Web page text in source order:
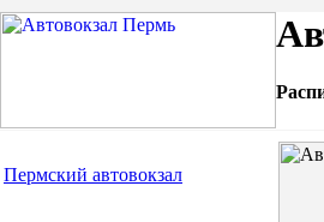
Пермский автовокзал